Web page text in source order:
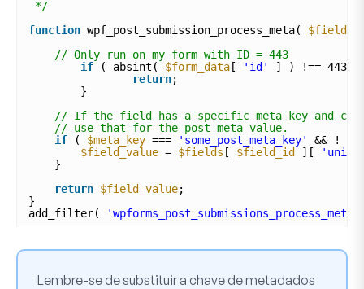
*/
function wpf_post_submission_process_meta(
// Only run on my form with ID = 443
if
( absint( $form_data[ 'id'
] ) !== 443
return;
}
// If the field has a specific meta key and
// use that for the post_meta value.
if
( $meta_key === 'some_post_meta_key' && !
$field_value = $fields [ $field_id ][
'unix'
}
return $field_value;
}
add_filter(
'wpforms_post_submissions_process_meta'
Lembre-se de substituir a chave de metadados